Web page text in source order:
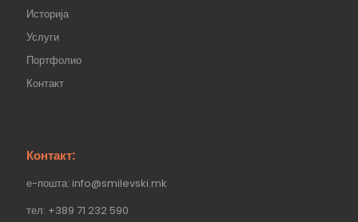
Историја
Услуги
Портфолио
Контакт
Контакт:
е-пошта: info@smilevski.mk
тел: +389 71 232 590